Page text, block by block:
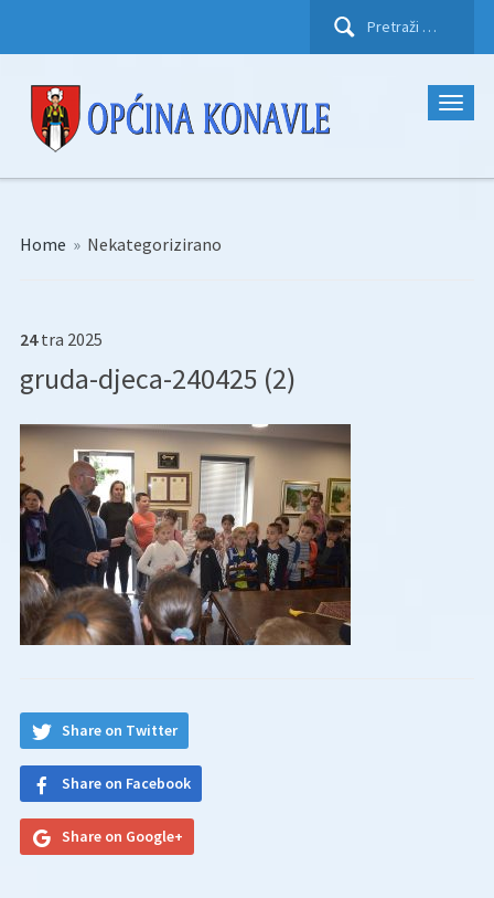
Pretraži:
Home » Nekategorizirano
24 tra 2025
gruda-djeca-240425 (2)
Share on Twitter
Share on Facebook
Share on Google+